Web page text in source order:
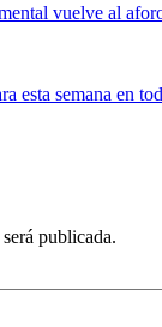
vuelve al
esta semana en
publicada.